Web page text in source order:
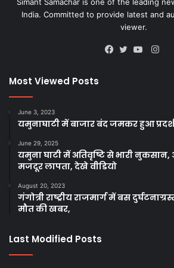
India. Committed to provide latest and
viewer.
Most Viewed Posts
June 3, 2023
यमुनाघाटी में बाजार बंद जमकर हुआ
June 29, 2025
यमुना घाटी में अतिवृष्टि से भारी
मजदूर लापता, देखे वीडियो
August 20, 2023
गंगोत्री राष्ट्रीय राजमार्ग में बस
मौत की खबर,
Last Modified Posts